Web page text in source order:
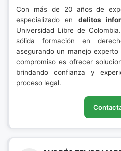
Con más de 20 años de
especializado en delitos
Universidad Libre de
sólida formación en
asegurando un manejo
compromiso es ofrecer
brindando confianza y
proceso legal.